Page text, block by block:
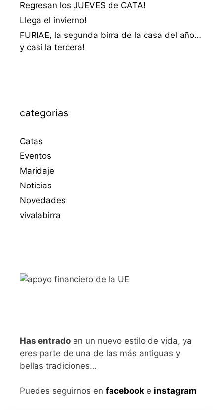
Regresan los JUEVES de CATA!
Llega el invierno!
FURIAE, la segunda birra de la casa del año…
y casi la tercera!
categorias
Catas
Eventos
Maridaje
Noticias
Novedades
vivalabirra
Has entrado en un nuevo estilo de vida, ya
eres parte de una de las más antiguas y
bellas tradiciones…
Puedes seguirnos en facebook e instagram